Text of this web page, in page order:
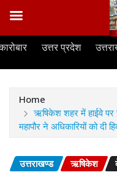
Skip
उत्तर प्रदेश
Home
ऋषिकेश शहर में हाईवे पर
महापौर ने अधिकारियों को
उत्तराखण्ड ऋषिकेश